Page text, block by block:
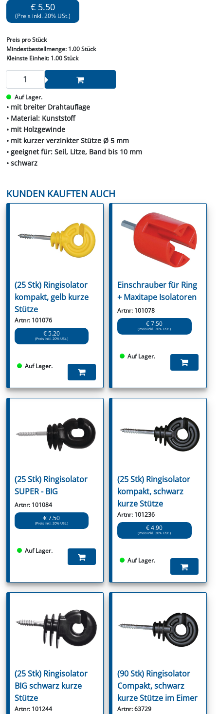
€ 5.50
(Preis inkl. 20% USt.)
Preis pro Stück
Mindestbestellmenge: 1.00 Stück
Kleinste Einheit:1.00 Stück
Auf Lager.
• mit breiter Drahtauflage
• Material: Kunststoff
• mit Holzgewinde
• mit kurzer verzinkter Stütze Ø 5 mm
• geeignet für: Seil, Litze, Band bis 10 mm
• schwarz
KUNDEN KAUFTEN AUCH
(25 Stk) Ringisolator
kompakt, gelb kurze
Stütze
Artnr: 101076
€ 5.20
(Preis inkl. 20% USt.)
Auf Lager.
Einschrauber für Ring
+ Maxitape Isolatoren
Artnr: 101078
€ 7.50
(Preis inkl. 20% USt.)
Auf Lager.
(25 Stk) Ringisolator
SUPER - BIG
Artnr: 101084
€ 7.50
(Preis inkl. 20% USt.)
Auf Lager.
(25 Stk) Ringisolator
kompakt, schwarz
kurze Stütze
Artnr: 101236
€ 4.90
(Preis inkl. 20% USt.)
Auf Lager.
(25 Stk) Ringisolator
BIG schwarz kurze
Stütze
Artnr: 101244
(90 Stk) Ringisolator
Compakt, schwarz
kurze Stütze im Eimer
Artnr: 63729